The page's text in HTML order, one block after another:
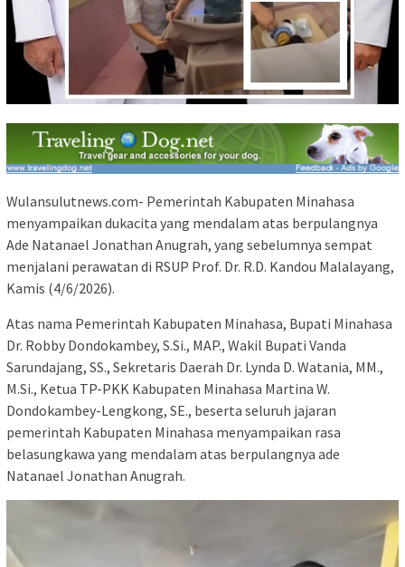
Wulansulutnews.com- Pemerintah Kabupaten Minahasa
menyampaikan dukacita yang mendalam atas berpulangnya
Ade Natanael Jonathan Anugrah, yang sebelumnya sempat
menjalani perawatan di RSUP Prof. Dr. R.D. Kandou Malalayang,
Kamis (4/6/2026).
Atas nama Pemerintah Kabupaten Minahasa, Bupati Minahasa
Dr. Robby Dondokambey, S.Si., MAP., Wakil Bupati Vanda
Sarundajang, SS., Sekretaris Daerah Dr. Lynda D. Watania, MM.,
M.Si., Ketua TP-PKK Kabupaten Minahasa Martina W.
Dondokambey-Lengkong, SE., beserta seluruh jajaran
pemerintah Kabupaten Minahasa menyampaikan rasa
belasungkawa yang mendalam atas berpulangnya ade
Natanael Jonathan Anugrah.